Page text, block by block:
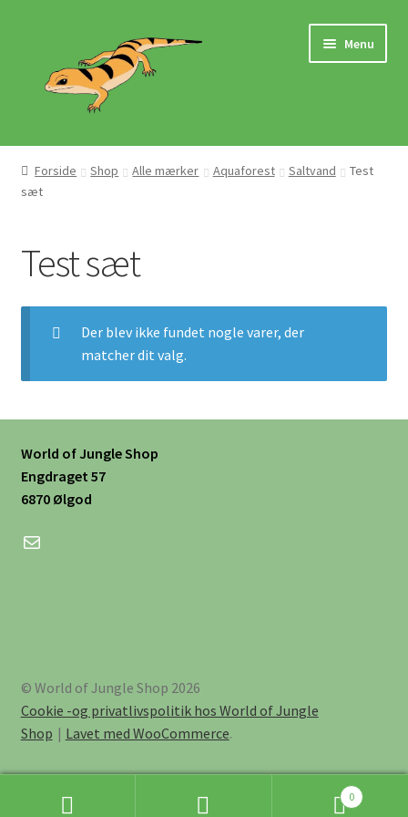
navigation
indhold
Menu
Hjem
Butik
Forside Shop Alle mærker Aquaforest Saltvand
Test
sæt
Test sæt
Der blev ikke fundet nogle varer, der
matcher dit valg.
World of Jungle Shop
Engdraget 57
6870 Ølgod
Mail
© World of Jungle Shop 2026
Cookie -og privatlivspolitik hos World of Jungle
Shop
Lavet med WooCommerce.
0